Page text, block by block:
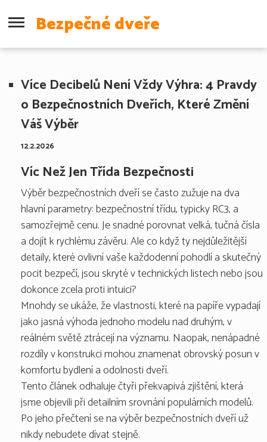
Bezpečné dveře
Více Decibelů Není Vždy Výhra: 4 Pravdy
o Bezpečnostních Dveřích, Které Změní
Váš Výběr
12.2.2026
Víc Než Jen Třída Bezpečnosti
Výběr bezpečnostních dveří se často zužuje na dva
hlavní parametry: bezpečnostní třídu, typicky RC3, a
samozřejmě cenu. Je snadné porovnat velká, tučná čísla
a dojít k rychlému závěru. Ale co když ty nejdůležitější
detaily, které ovlivní vaše každodenní pohodlí a skutečný
pocit bezpečí, jsou skryté v technických listech nebo jsou
dokonce zcela proti intuici?
Mnohdy se ukáže, že vlastnosti, které na papíře vypadají
jako jasná výhoda jednoho modelu nad druhým, v
reálném světě ztrácejí na významu. Naopak, nenápadné
rozdíly v konstrukci mohou znamenat obrovský posun v
komfortu bydlení a odolnosti dveří.
Tento článek odhaluje čtyři překvapivá zjištění, která
jsme objevili při detailním srovnání populárních modelů.
Po jeho přečtení se na výběr bezpečnostních dveří už
nikdy nebudete dívat stejně.